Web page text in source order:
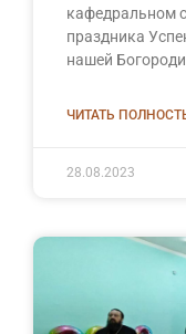
кафедральном
праздника
нашей
ЧИТАТЬ
28.08.2023